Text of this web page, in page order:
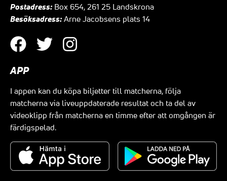
Postadress: Box 654, 261 25 Landskrona
Besöksadress: Arne Jacobsens plats 14
APP
I appen kan du köpa biljetter till matcherna, följa
matcherna via liveuppdaterade resultat och ta del av
videoklipp från matcherna en timme efter att omgången är
färdigspelad.